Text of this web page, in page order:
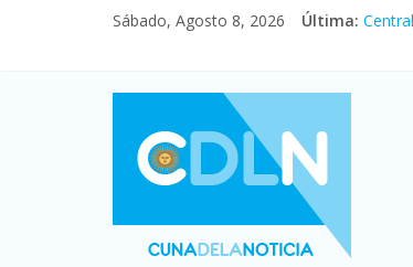
Sábado, Agosto 8, 2026 Última: